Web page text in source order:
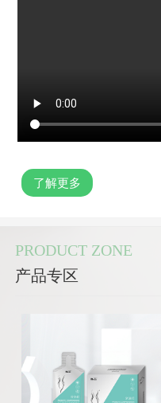
了解更多
PRODUCT ZONE
产品专区